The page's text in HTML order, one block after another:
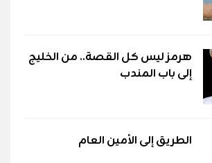
هرمز ليس كل القصة.. من الخليج
إلى باب المندب
الطريق إلى الأمين العام